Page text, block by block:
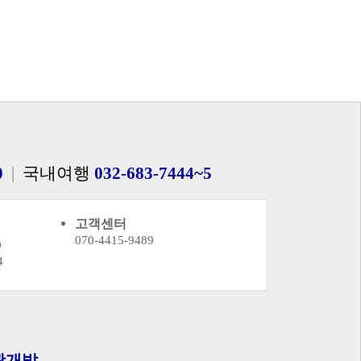
| 국내여행 032-683-7444~5
고객센터
070-4415-9489